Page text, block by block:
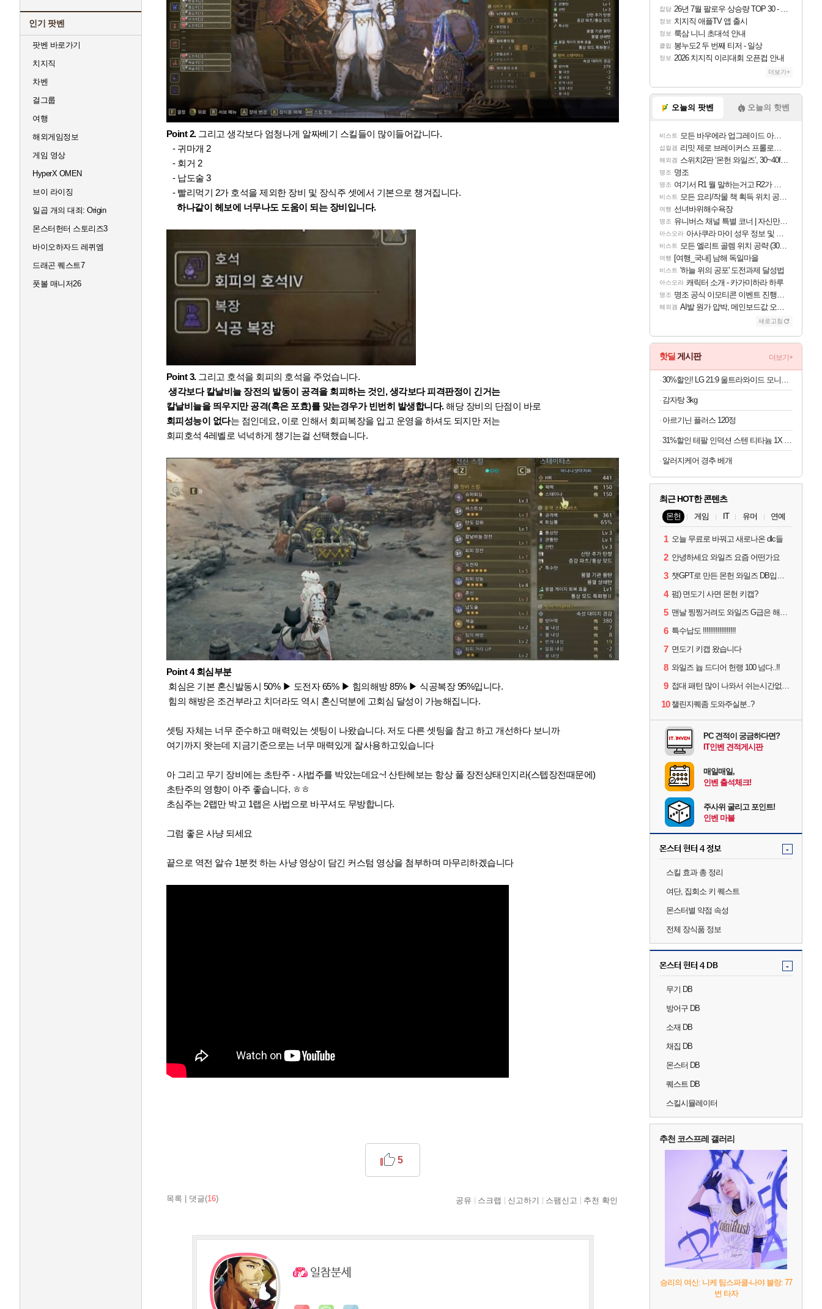
인기 팟벤
팟벤 바로가기
치지직
차벤
걸그룹
여행
해외게임정보
게임 영상
HyperX OMEN
브이 라이징
일곱 개의 대죄: Origin
몬스터헌터 스토리즈3
바이오하자드 레퀴엠
드래곤 퀘스트7
풋볼 매니저26
Point 2.그리고 생각보다 엄청나게 알짜베기 스킬들이 많이들어갑니다.
- 귀마개 2
- 회거 2
- 납도술 3
- 빨리먹기 2가 호석을 제외한 장비 및 장식주 셋에서 기본으로 챙겨집니다.
하나같이 헤보에 너무나도 도움이 되는 장비입니다.
Point 3. 그리고 호석을 회피의 호석을 주었습니다.
생각보다 칼날비늘 장전의 발동이 공격을 회피하는 것인, 생각보다 피격판정이 긴거는
칼날비늘을 띄우지만 공격(혹은 포효)를 맞는경우가 빈번히 발생합니다.해당 장비의 단점이 바로
회피성능이 없다는 점인데요, 이로 인해서 회피복장을 입고 운영을 하셔도 되지만 저는
회피호석 4레벨로 넉넉하게 챙기는걸 선택했습니다.
Point 4 회심부분
회심은 기본 혼신발동시 50% ▶ 도전자 65% ▶ 힘의해방 85% ▶ 식공복장 95%입니다.
힘의 해방은 조건부라고 치더라도 역시 혼신덕분에 고회심 달성이 가능해집니다.
셋팅 자체는 너무 준수하고 매력있는 셋팅이 나왔습니다. 저도 다른 셋팅을 참고 하고 개선하다 보니까
여기까지 왓는데 지금기준으로는 너무 매력있게 잘사용하고있습니다
아 그리고 무기 장비에는 초탄주 - 사법주를 박았는데요~! 산탄헤보는 항상 풀 장전상태인지라(스텝장전때문에)
초탄주의 영향이 아주 좋습니다. ㅎㅎ
초심주는 2랩만 박고 1랩은 사법으로 바꾸셔도 무방합니다.
그럼 좋은 사냥 되세요
끝으로 역전 알슈 1분컷 하는 사냥 영상이 담긴 커스텀 영상을 첨부하며 마무리하겠습니다
목록 | 댓글(16)
5
공유 스크랩 신고하기 스팸신고 추천 확인
일참분세
잡담 26년 7월 팔로우 상승량 TOP 30 - 월간 치지직
정보 치지직 애플TV 앱 출시
정보 룩삼 니니 초대석 안내
클립 봉누도2 두 번째 티저 - 일상
정보 2026 치지직 이리대회 오픈컵 안내
더보기+
오늘의 팟벤 오늘의 핫벤
비스트 모든 바우에라 업그레이드 아이템 획득 위치 공략 (89개)
섭컬겜 리밋 제로 브레이커스 프롤로그 테스트 후기 영상 업로드
해외겜 스위치2판 ‘몬헌 와일즈’, 30~40fps 목표 추정
명조 명조
명조 여기서 R1 뭘 말하는거고 R2가 뭘말하는걸까요?
비스트 모든 요리/작물 책 획득 위치 공략 (36개) - 미식가 도전과제
여행 선녀바위해수욕장
명조 유니버스 채널 특별 코너 | 자신만의 스타일
아스오라 아사쿠라 마이 성우 정보 및 주요 필모
비스트 모든 엘리트 골렘 위치 공략 (30개) - 방랑 결투가
여행 [여행_국내] 남해 독일마을
비스트 '하늘 위의 공포' 도전과제 달성법
아스오라 캐릭터 소개 - 카가미하라 하루
명조 명조 공식 이모티콘 이벤트 진행해봤습니다! 참여부터 추첨까지????
해외겜 AI발 원가 압박, 메인보드값 오르나
새로고침
핫딜 게시판 더보기+
30%할인! LG 21:9 울트라와이드 모니터 34인치
감자탕 3kg
아르기닌 플러스 120정
31%할인 테팔 인덕션 스텐 티타늄 1X 디네토 프라이팬 28CM
알러지케어 경추 베개
최근 HOT한 콘텐츠
몬헌 게임 IT 유머 연예
1 오늘 무료로 바꿔고 새로나온 dlc들
2 안녕하세요 와일즈 요즘 어떤가요
3 챗GPT로 만든 몬헌 와일즈 DB입니다.
4 펌) 면도기 사면 몬헌 키캡?
5 맨날 찡찡거려도 와일즈 G급은 해야하니까 접속 jpg
6 특수납도 !!!!!!!!!!!!!!!!!!
7 면도기 키캡 왔습니다
8 와일즈 늅 드디어 헌랭 100 넘다..!!
9 접대 패턴 많이 나와서 쉬는시간없이 빡딜한것같은데..
10 챌린지퀘좀 도와주실분..?
PC 견적이 궁금하다면?
IT인벤 견적게시판
매일매일,
인벤 출석체크!
주사위 굴리고 포인트!
인벤 마블
몬스터 헌터 4 정보 -
스킬 효과 총 정리
여단, 집회소 키 퀘스트
몬스터별 약점 속성
전체 장식품 정보
몬스터 헌터 4 DB -
무기 DB
방어구 DB
소재 DB
채집 DB
몬스터 DB
퀘스트 DB
스킬시뮬레이터
추천 코스프레 갤러리
승리의 여신: 니케 팀스파클-나야 블랑: 77
번 타자